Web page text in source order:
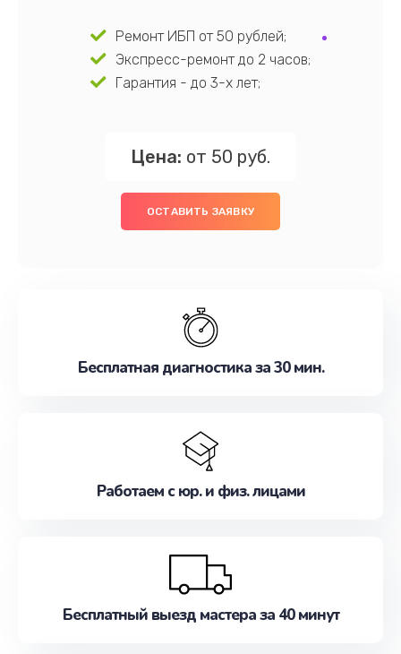
Ремонт ИБП от 50 рублей;
Экспресс-ремонт до 2 часов;
Гарантия - до 3-х лет;
Цена: от 50 руб.
ОСТАВИТЬ ЗАЯВКУ
Бесплатная диагностика за 30 мин.
Работаем с юр. и физ. лицами
Бесплатный выезд мастера за 40 минут